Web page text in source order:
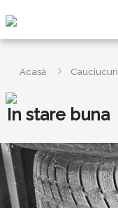
Acasă Cauciucuri
In stare buna